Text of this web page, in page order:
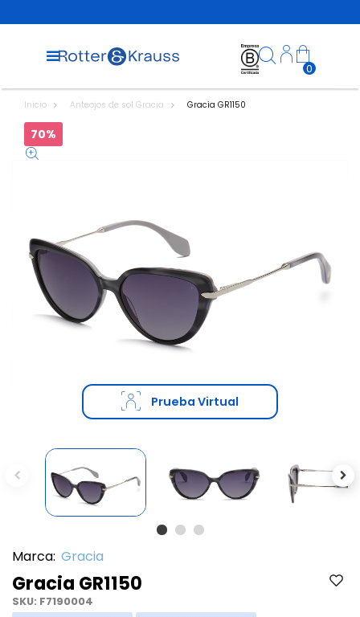
0
Inicio Anteojos de sol Gracia Gracia GR1150
70%
Prueba Virtual
Previous
Marca: Gracia
Gracia GR1150
SKU: F7190004